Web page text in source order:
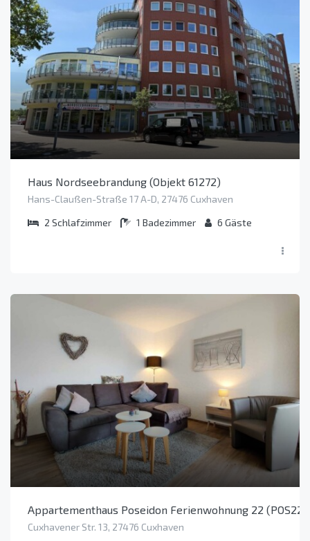
Haus Nordseebrandung (Objekt 61272)
Hans-Claußen-Straße 17 A-D, 27476 Cuxhaven
2 Schlafzimmer 1 Badezimmer 6 Gäste
Appartementhaus Poseidon Ferienwohnung 22 (POS22)
Cuxhavener Str. 13, 27476 Cuxhaven